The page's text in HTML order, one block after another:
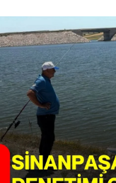
11:11 MANŞET